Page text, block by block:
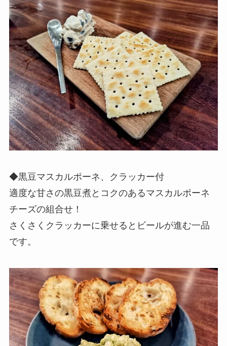
◆黒豆マスカルポーネ、クラッカー付
適度な甘さの黒豆煮とコクのあるマスカルポーネ
チーズの組合せ！
さくさくクラッカーに乗せるとビールが進む一品
です。